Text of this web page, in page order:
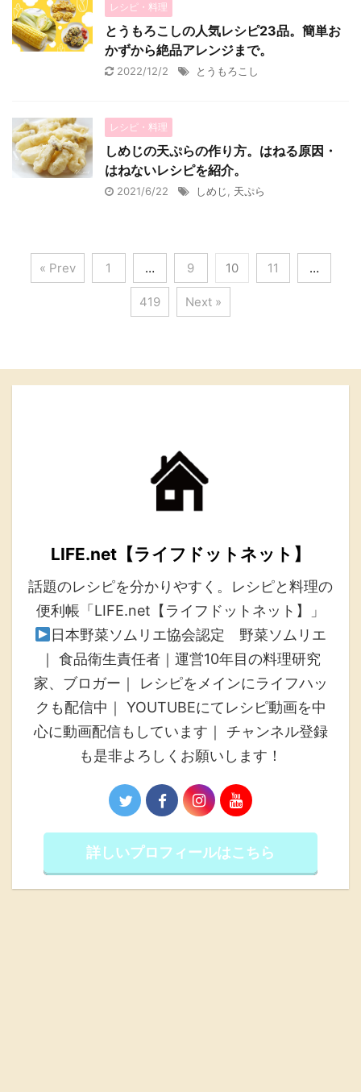
レシピ・料理
とうもろこしの人気レシピ23品。簡単お
かずから絶品アレンジまで。
2022/12/2 とうもろこし
レシピ・料理
しめじの天ぷらの作り方。はねる原因・
はねないレシピを紹介。
2021/6/22 しめじ 天ぷら
« Prev 1 … 9 10 11 …
419 Next »
LIFE.net【ライフドットネット】
話題のレシピを分かりやすく。レシピと料理の
便利帳「LIFE.net【ライフドットネット】」
日本野菜ソムリエ協会認定 野菜ソムリエ
｜ 食品衛生責任者｜運営10年目の料理研究
家、ブロガー｜ レシピをメインにライフハッ
クも配信中｜ YOUTUBEにてレシピ動画を中
心に動画配信もしています｜ チャンネル登録
も是非よろしくお願いします！
詳しいプロフィールはこちら